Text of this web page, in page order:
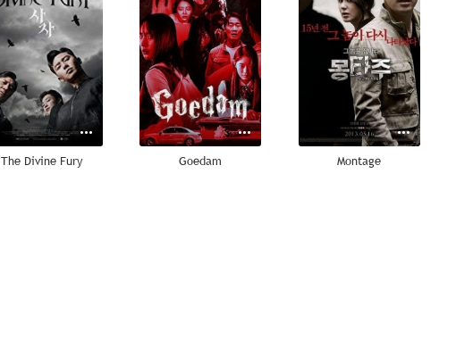
The Divine Fury Goedam Montage